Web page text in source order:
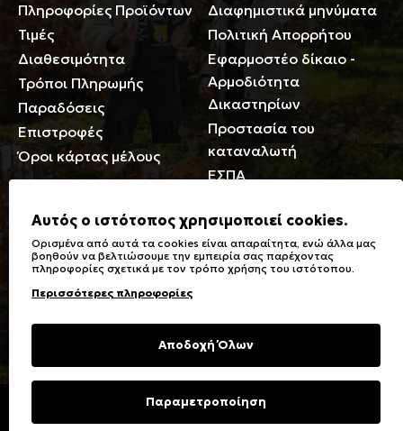
Πληροφορίες Προϊόντων
Τιμές
Διαθεσιμότητα
Τρόποι Πληρωμής
Παραδόσεις
Επιστροφές
Όροι κάρτας μέλους
Διαφημιστικά μηνύματα
Πολιτική Απορρήτου
Εφαρμοστέο δίκαιο -
Αρμοδιότητα
Δικαστηρίων
Προστασία του
καταναλωτή
ΕΣΠΑ
Γενικά
Καταστήματα
Ειδικές Εκπτώσεις ΑμΕΑ
Δωροκάρτες
Συχνές Ερωτήσεις
Φροντίδα Ρούχων
Σύμβολα πλύσης,
σιδερώματος
υφασμάτων
Επικοινωνία
Copyright © 2023 Energiers.gr
Αυτός ο ιστότοπος χρησιμοποιεί cookies.
Ορισμένα από αυτά τα cookies είναι απαραίτητα, ενώ άλλα μας
βοηθούν να βελτιώσουμε την εμπειρία σας παρέχοντας
πληροφορίες σχετικά με τον τρόπο χρήσης του ιστότοπου.
Περισσότερες πληροφορίες
Αποδοχή Όλων
Παραμετροποίηση